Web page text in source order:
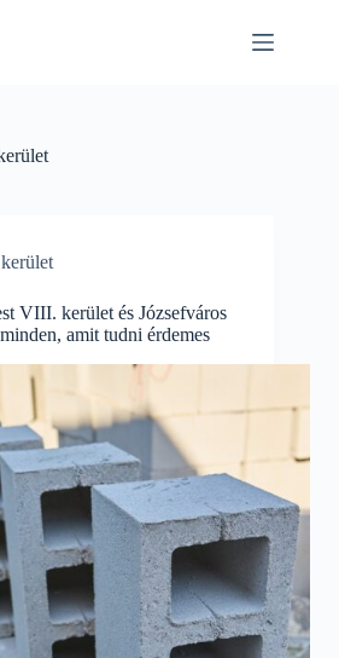
VIII. kerület és Józsefváros
amit tudni érdemes